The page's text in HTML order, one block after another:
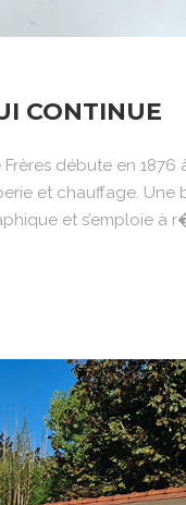
CONTINUE
Frères débute en
et chauffage. Une
et s’emploie à